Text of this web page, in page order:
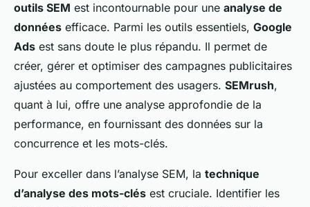
outils SEM est incontournable pour une analyse de
données efficace. Parmi les outils essentiels, Google
Ads est sans doute le plus répandu. Il permet de
créer, gérer et optimiser des campagnes publicitaires
ajustées au comportement des usagers. SEMrush,
quant à lui, offre une analyse approfondie de la
performance, en fournissant des données sur la
concurrence et les mots-clés.
Pour exceller dans l’analyse SEM, la technique
d’analyse des mots-clés est cruciale. Identifier les